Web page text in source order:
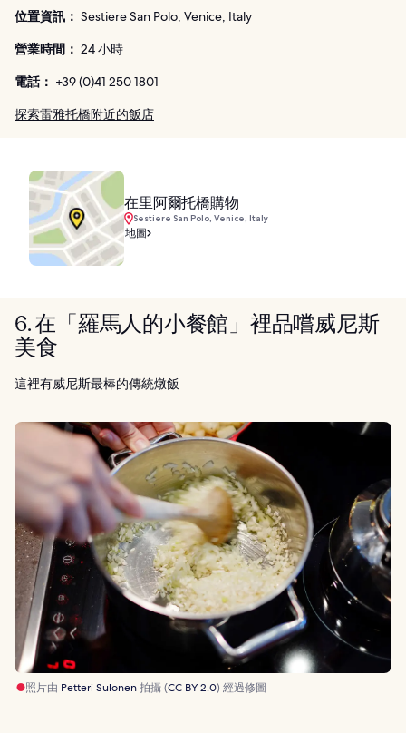
位置資訊： Sestiere San Polo, Venice, Italy
營業時間： 24 小時
電話： +39 (0)41 250 1801
探索雷雅托橋附近的飯店
在里阿爾托橋購物
Sestiere San Polo, Venice, Italy
地圖
6. 在「羅馬人的小餐館」裡品嚐威尼斯
美食
這裡有威尼斯最棒的傳統燉飯
照片由 Petteri Sulonen拍攝 (CC BY 2.0) 經過修圖